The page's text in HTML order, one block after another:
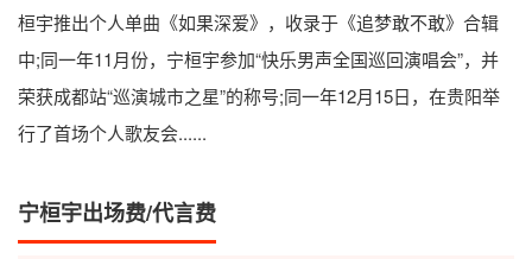
桓宇推出个人单曲《如果深爱》，收录于《追梦敢不敢》合辑
中;同一年11月份，宁桓宇参加“快乐男声全国巡回演唱会”，并
荣获成都站“巡演城市之星”的称号;同一年12月15日，在贵阳举
行了首场个人歌友会......
宁桓宇出场费/代言费